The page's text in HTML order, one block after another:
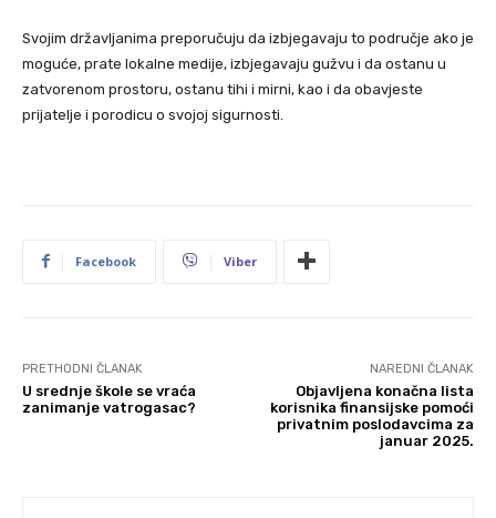
Svojim državljanima preporučuju da izbjegavaju to područje ako je
moguće, prate lokalne medije, izbjegavaju gužvu i da ostanu u
zatvorenom prostoru, ostanu tihi i mirni, kao i da obavjeste
prijatelje i porodicu o svojoj sigurnosti.
Facebook Viber
PRETHODNI ČLANAK
U srednje škole se vraća
zanimanje vatrogasac?
NAREDNI ČLANAK
Objavljena konačna lista
korisnika finansijske pomoći
privatnim poslodavcima za
januar 2025.